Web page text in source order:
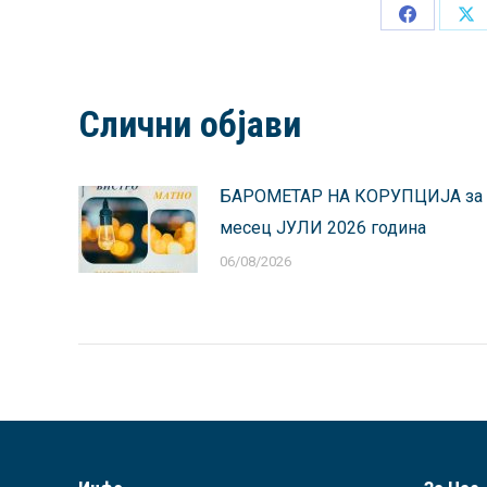
Share
Слични објави
БАРОМЕТАР НА КОРУПЦИЈА за
месец ЈУЛИ 2026 година
06/08/2026